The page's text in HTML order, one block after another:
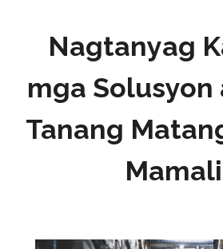
Nagtanyag
mga Solusyon
Tanang